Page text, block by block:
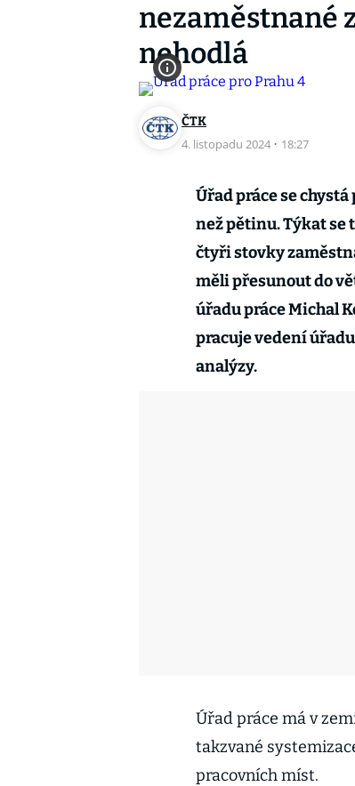
nezaměstnané
nehodlá
ČTK
4. listopadu 2024 · 18:27
Úřad práce se
než pětinu. Týkat se
čtyři stovky
měli přesunout do
úřadu práce Michal
pracuje vedení
analýzy.
Úřad práce má v
takzvané
pracovních míst.